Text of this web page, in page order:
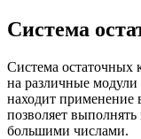
Система
Система остаточных
на различные модули
находит применение
позволяет
большими числами.